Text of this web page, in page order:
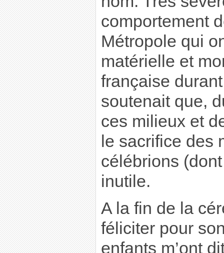
comportement
Métropole qui
matérielle et
française
soutenait que,
ces milieux et
le sacrifice des
célébrions
inutile.
A la fin de la
féliciter pour
enfants m’ont